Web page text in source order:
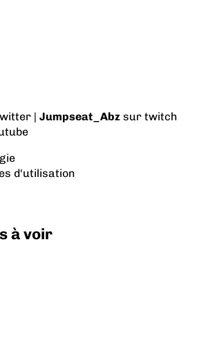
|Jumpseat_Abz sur twitch
d'utilisation
à voir